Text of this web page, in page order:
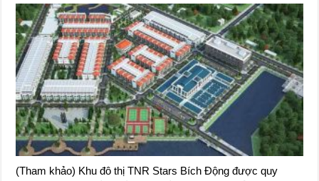
(Tham khảo) Khu đô thị TNR Stars Bích Động được quy